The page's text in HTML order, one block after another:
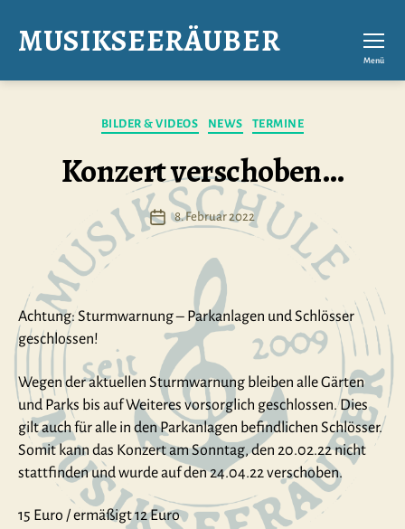
MUSIKSEERÄUBER Menü
Kategorien
BILDER & VIDEOS NEWS TERMINE
Konzert verschoben…
Veröffentlichungsdatum
8. Februar 2022
Achtung: Sturmwarnung – Parkanlagen und Schlösser
geschlossen!
Wegen der aktuellen Sturmwarnung bleiben alle Gärten
und Parks bis auf Weiteres vorsorglich geschlossen. Dies
gilt auch für alle in den Parkanlagen befindlichen Schlösser.
Somit kann das Konzert am Sonntag, den 20.02.22 nicht
stattfinden und wurde auf den 24.04.22 verschoben.
15 Euro / ermäßigt 12 Euro